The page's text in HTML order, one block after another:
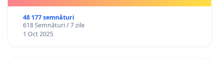
48 177 semnături
618 Semnături / 7 zile
1 Oct 2025